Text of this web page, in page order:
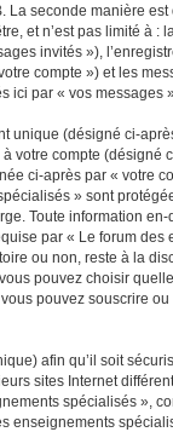
seconde manière
et n’est pas limité à :
invités »),
compte ») et les
ici par « vos messages
unique (désigné ci-
votre compte (désigné
ci-après par « votre
» sont
Toute information en-
par « Le forum
ou non, reste à la
pouvez choisir
pouvez souscrire
afin qu’il soit
sites Internet
spécialisés »,
enseignements